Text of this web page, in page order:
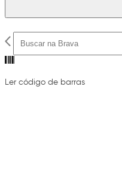
Ler código de barras